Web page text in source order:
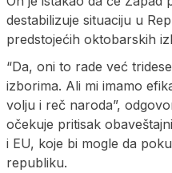
destabilizuje situaciju u
predstojećih oktobarskih
“Da, oni to rade već
izborima. Ali mi imamo
volju i reč naroda”,
očekuje pritisak
i EU, koje bi mogle da
republiku.